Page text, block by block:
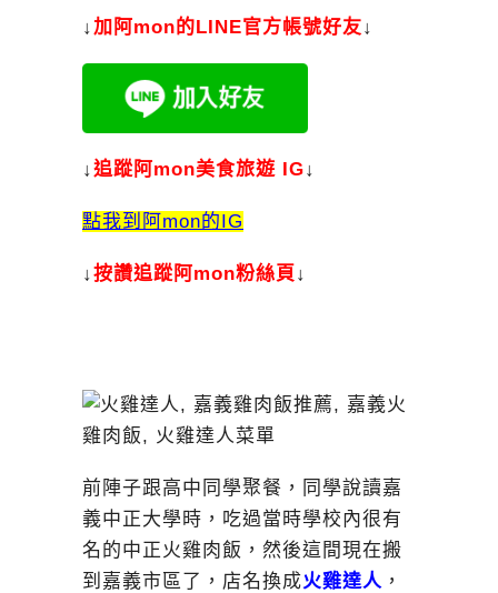
↓加 阿mon的LINE官方帳號好友↓
↓追蹤阿mon美食旅遊 IG↓
點我到阿mon的IG
↓按讚追蹤阿mon粉絲頁 ↓
前陣子跟高中同學聚餐，同學說讀嘉
義中正大學時，吃過當時學校內很有
名的中正火雞肉飯，然後這間現在搬
到嘉義市區了，店名換成火雞達人 ，